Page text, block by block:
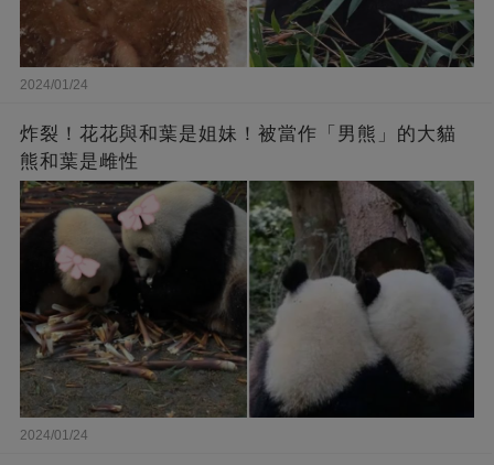
2024/01/24
炸裂！花花與和葉是姐妹！被當作「男熊」的大貓
熊和葉是雌性
2024/01/24